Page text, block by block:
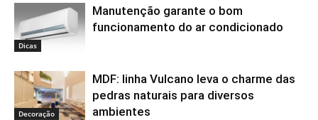
Dicas
Manutenção garante o bom
funcionamento do ar condicionado
Decoração
MDF: linha Vulcano leva o charme das
pedras naturais para diversos
ambientes